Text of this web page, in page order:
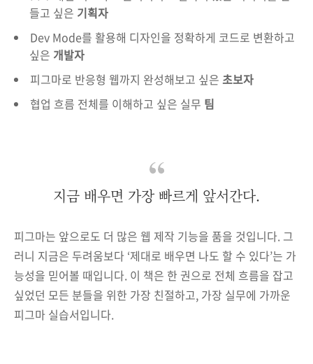
들고 싶은 기획자
Dev Mode를 활용해 디자인을 정확하게 코드로 변환하고
싶은 개발자
피그마로 반응형 웹까지 완성해보고 싶은 초보자
협업 흐름 전체를 이해하고 싶은 실무 팀
지금 배우면 가장 빠르게 앞서간다.
피그마는 앞으로도 더 많은 웹 제작 기능을 품을 것입니다. 그
러니 지금은 두려움보다 ‘제대로 배우면 나도 할 수 있다’는 가
능성을 믿어볼 때입니다. 이 책은 한 권으로 전체 흐름을 잡고
싶었던 모든 분들을 위한 가장 친절하고, 가장 실무에 가까운
피그마 실습서입니다.